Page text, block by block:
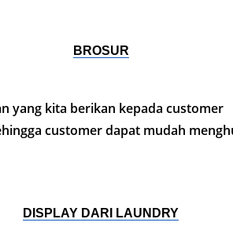
BROSUR
yang kita berikan kepada customer
customer dapat mudah
DISPLAY DARI LAUNDRY